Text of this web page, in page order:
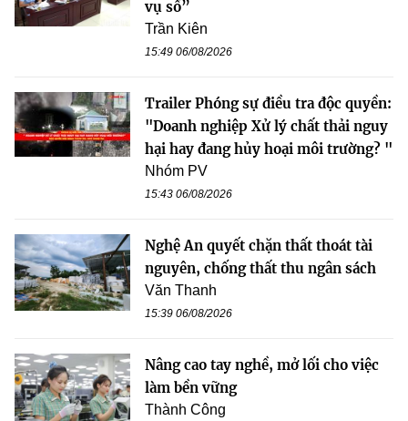
vụ số”
Trần Kiên
15:49 06/08/2026
Trailer Phóng sự điều tra độc quyền:
"Doanh nghiệp Xử lý chất thải nguy
hại hay đang hủy hoại môi trường? "
Nhóm PV
15:43 06/08/2026
Nghệ An quyết chặn thất thoát tài
nguyên, chống thất thu ngân sách
Văn Thanh
15:39 06/08/2026
Nâng cao tay nghề, mở lối cho việc
làm bền vững
Thành Công